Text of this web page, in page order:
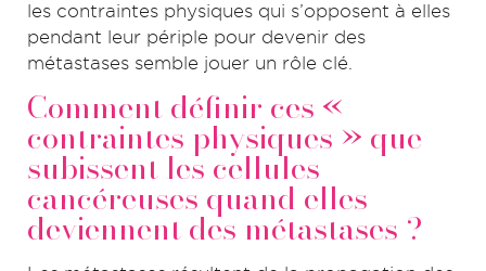
les contraintes physiques qui s’opposent à elles
pendant leur périple pour devenir des
métastases semble jouer un rôle clé.
Comment définir ces «
contraintes physiques » que
subissent les cellules
cancéreuses quand elles
deviennent des métastases ?